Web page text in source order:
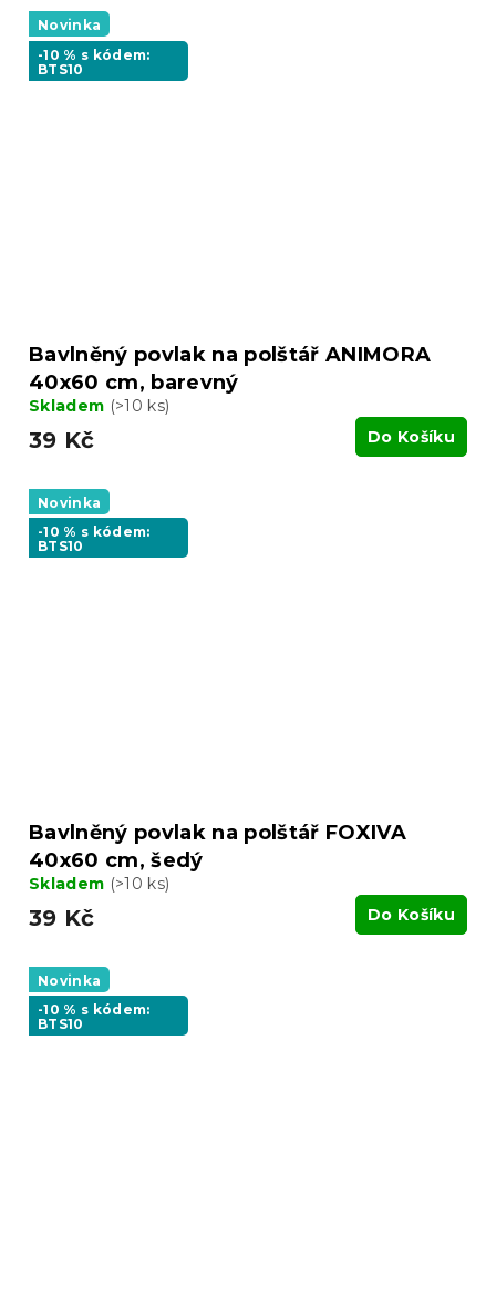
Novinka
-10 % s kódem:
BTS10
Bavlněný povlak na polštář ANIMORA
40x60 cm, barevný
Skladem (>10 ks)
39 Kč Do Košíku
Novinka
-10 % s kódem:
BTS10
Bavlněný povlak na polštář FOXIVA
40x60 cm, šedý
Skladem (>10 ks)
39 Kč Do Košíku
Novinka
-10 % s kódem:
BTS10